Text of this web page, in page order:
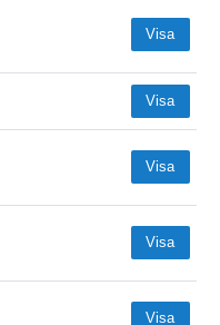
Visa
Visa
Visa
Visa
Visa